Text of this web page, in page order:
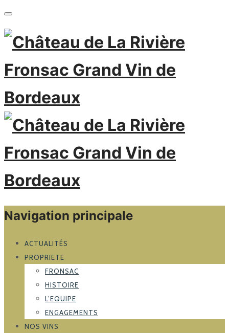
Navigation principale
ACTUALITÉS
PROPRIETE
FRONSAC
HISTOIRE
L’EQUIPE
ENGAGEMENTS
NOS VINS